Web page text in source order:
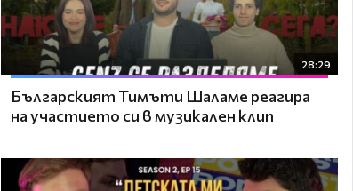
28:29
Българският Тимъти Шаламе реагира
на участието си в музикален клип